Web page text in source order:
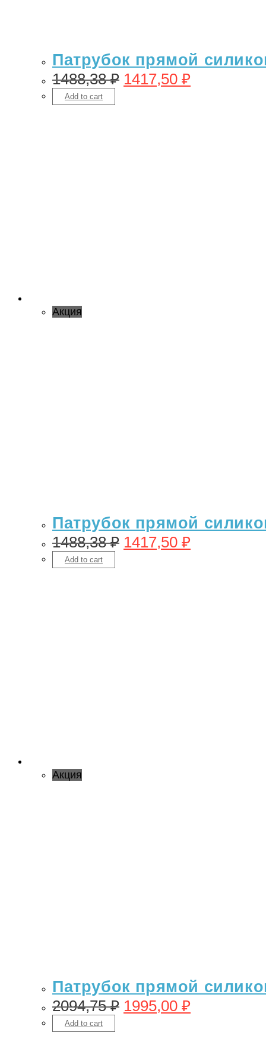
Патрубок прямой
1488,38₽ 1417,50 ₽
Add to cart
Акция
Патрубок прямой
1488,38₽ 1417,50 ₽
Add to cart
Акция
Патрубок прямой
2094,75₽ 1995,00 ₽
Add to cart